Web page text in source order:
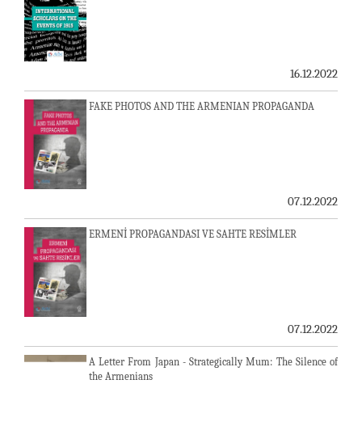
16.12.2022
FAKE PHOTOS AND THE ARMENIAN PROPAGANDA
07.12.2022
ERMENİ PROPAGANDASI VE SAHTE RESİMLER
07.12.2022
A Letter From Japan - Strategically Mum: The Silence of
the Armenians